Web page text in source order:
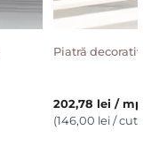
Piatră
202,78 lei / mp
(146,00 lei /